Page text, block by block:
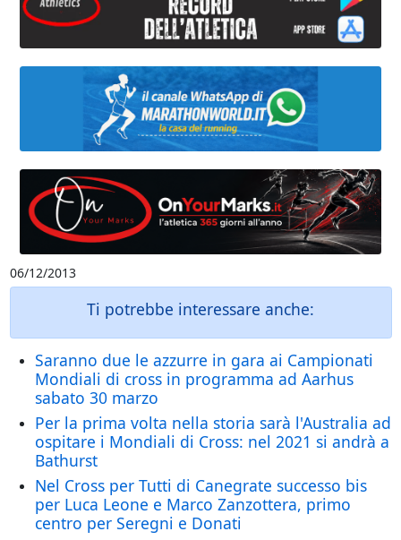
06/12/2013
Ti potrebbe interessare anche:
Saranno due le azzurre in gara ai Campionati
Mondiali di cross in programma ad Aarhus
sabato 30 marzo
Per la prima volta nella storia sarà l'Australia ad
ospitare i Mondiali di Cross: nel 2021 si andrà a
Bathurst
Nel Cross per Tutti di Canegrate successo bis
per Luca Leone e Marco Zanzottera, primo
centro per Seregni e Donati